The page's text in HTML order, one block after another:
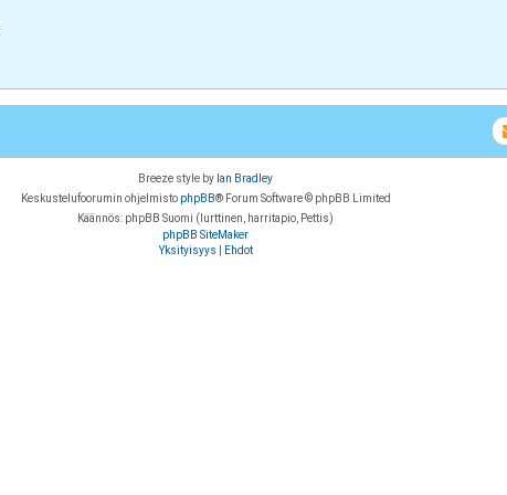
Breeze style by Ian Bradley
Keskustelufoorumin ohjelmisto phpBB® Forum Software © phpBB Limited
Käännös: phpBB Suomi (lurttinen, harritapio, Pettis)
phpBB SiteMaker
Yksityisyys
Ehdot